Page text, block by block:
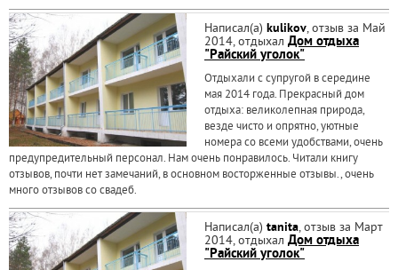
Написал(а) kulikov, отзыв за Май
2014, отдыхал Дом отдыха
"Райский уголок"
Отдыхали с супругой в середине
мая 2014 года. Прекрасный дом
отдыха: великолепная природа,
везде чисто и опрятно, уютные
номера со всеми удобствами, очень
предупредительный персонал. Нам очень понравилось. Читали книгу
отзывов, почти нет замечаний, в основном восторженные отзывы., очень
много отзывов со свадеб.
Написал(а) tanita, отзыв за Март
2014, отдыхал Дом отдыха
"Райский уголок"